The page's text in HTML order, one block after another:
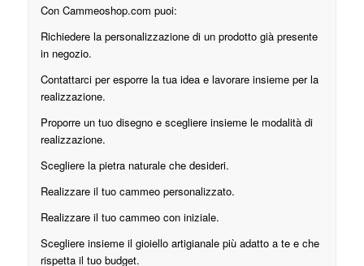
Con Cammeoshop.com puoi:
Richiedere la personalizzazione di un prodotto già presente
in negozio.
Contattarci per esporre la tua idea e lavorare insieme per la
realizzazione.
Proporre un tuo disegno e scegliere insieme le modalità di
realizzazione.
Scegliere la pietra naturale che desideri.
Realizzare il tuo cammeo personalizzato.
Realizzare il tuo cammeo con iniziale.
Scegliere insieme il gioiello artigianale più adatto a te e che
rispetta il tuo budget.